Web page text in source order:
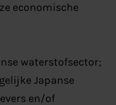
economische
waterstofsector;
Japanse
en/of